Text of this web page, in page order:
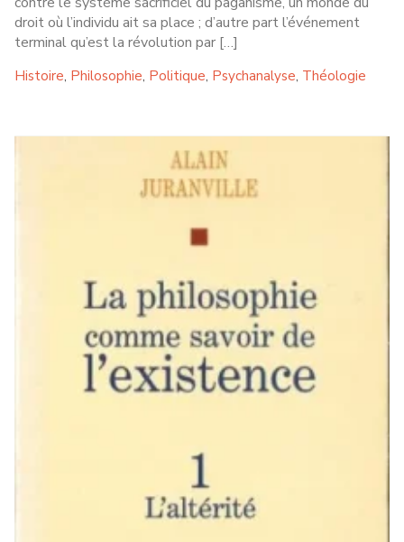
droit où l’individu ait sa place ; d’autre part l’événement
terminal qu’est la révolution par […]
Histoire, Philosophie, Politique, Psychanalyse, Théologie